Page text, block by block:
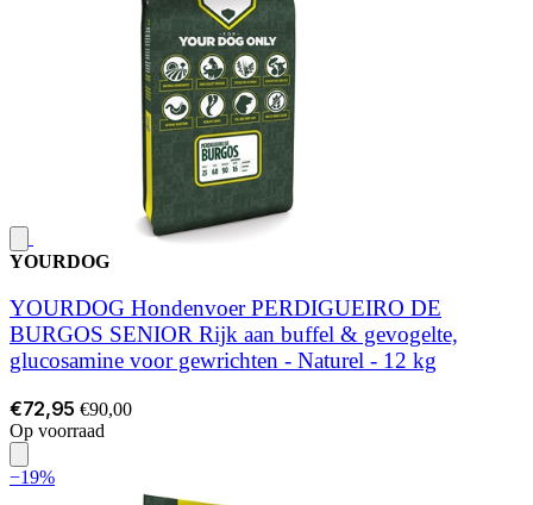
YOURDOG
YOURDOG Hondenvoer PERDIGUEIRO DE
BURGOS SENIOR Rijk aan buffel & gevogelte,
glucosamine voor gewrichten - Naturel - 12 kg
€72,95 €90,00
Op voorraad
−19%